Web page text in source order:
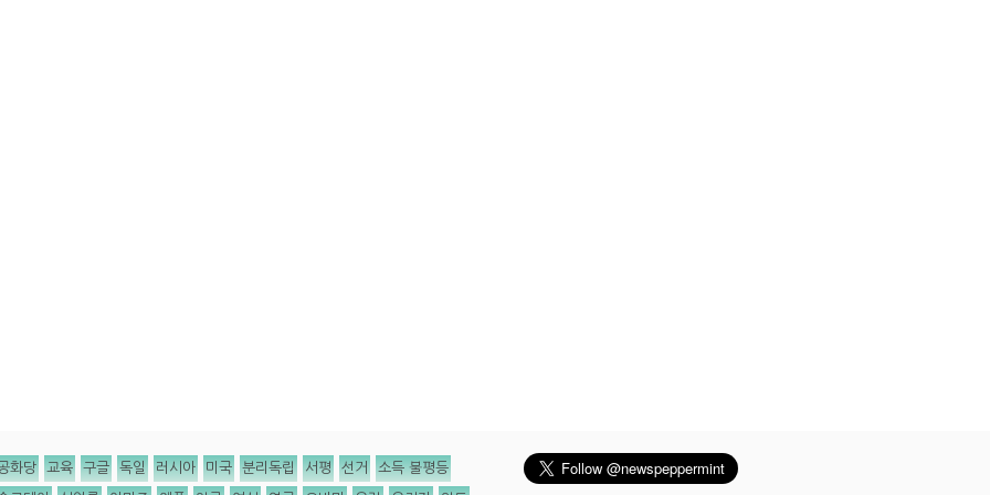
화당 교육 구글 독일 러시아 미국 분리독립 서평 선거 소득 불평등